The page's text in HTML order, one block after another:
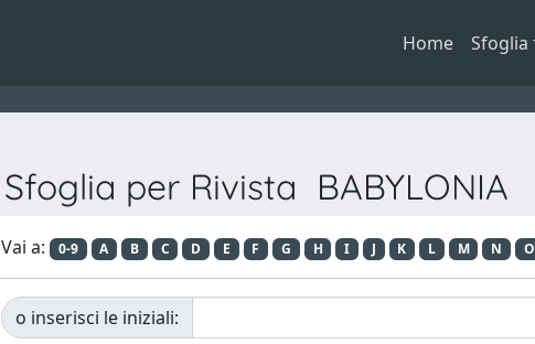
Home Sfoglia
Sfoglia per Rivista BABYLONIA
Vai a: 0-9 A B C D E F G H I J K L M N O
o inserisci le iniziali: